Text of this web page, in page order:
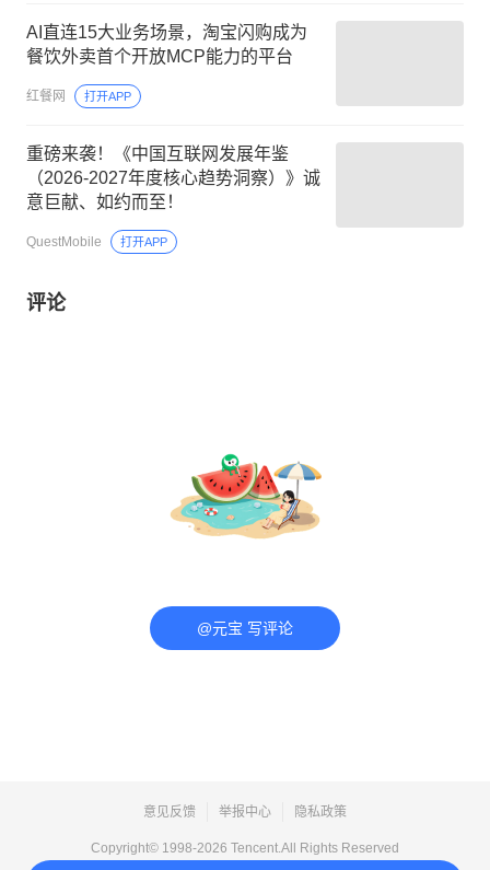
AI直连15大业务场景，淘宝闪购成为
餐饮外卖首个开放MCP能力的平台
红餐网 打开APP
重磅来袭！《中国互联网发展年鉴
（2026-2027年度核心趋势洞察）》诚
意巨献、如约而至！
QuestMobile 打开APP
评论
@元宝 写评论
意见反馈 举报中心 隐私政策
Copyright© 1998-2026 Tencent.All Rights Reserved